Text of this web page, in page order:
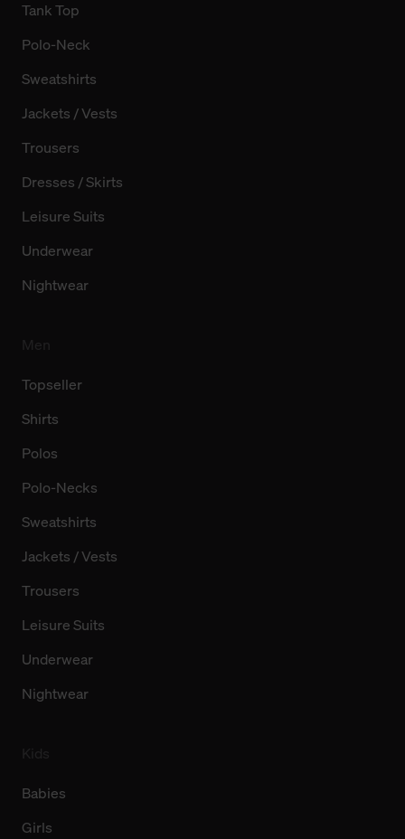
Tank Top
Polo-Neck
Sweatshirts
Jackets / Vests
Trousers
Dresses / Skirts
Leisure Suits
Underwear
Nightwear
Topseller
Shirts
Polos
Polo-Necks
Sweatshirts
Jackets / Vests
Trousers
Leisure Suits
Underwear
Nightwear
Babies
Girls